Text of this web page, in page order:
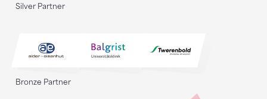
Silver Partner
Bronze Partner